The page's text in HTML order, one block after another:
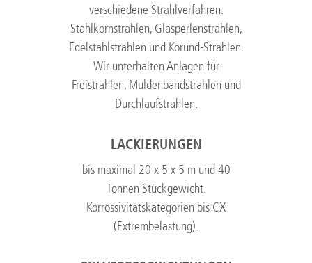
verschiedene Strahlverfahren:
Stahlkornstrahlen, Glasperlenstrahlen,
Edelstahlstrahlen und Korund-Strahlen.
Wir unterhalten Anlagen für
Freistrahlen, Muldenbandstrahlen und
Durchlaufstrahlen.
LACKIERUNGEN
bis maximal 20 x 5 x 5 m und 40
Tonnen Stückgewicht.
Korrossivitätskategorien bis CX
(Extrembelastung).